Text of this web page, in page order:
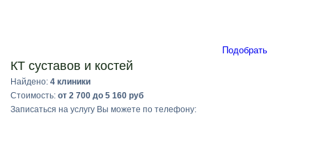
Подобрать
КТ суставов и костей
Найдено: 4 клиники
Стоимость: от 2 700 до 5 160 руб
Записаться на услугу Вы можете по телефону: